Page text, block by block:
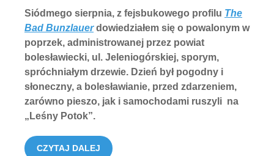
Siódmego sierpnia, z fejsbukowego profilu The
Bad Bunzlauerdowiedziałem się o powalonym w
poprzek, administrowanej przez powiat
bolesławiecki, ul. Jeleniogórskiej, sporym,
spróchniałym drzewie. Dzień był pogodny i
słoneczny, a bolesławianie, przed zdarzeniem,
zarówno pieszo, jak i samochodami ruszyli na
„Leśny Potok”.
CZYTAJ DALEJ